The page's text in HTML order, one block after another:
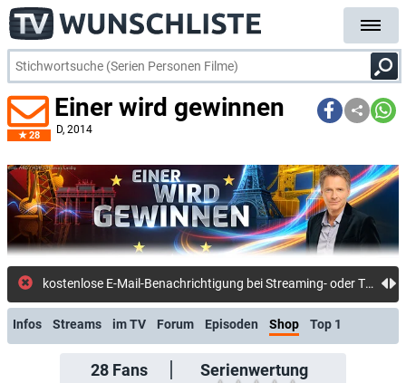
28
Einer wird gewinnen
D, 2014
kostenlose E-Mail-Benachrichtigung bei Streaming- oder TV-Start
Infos Streams im TV Forum Episoden Shop Top 1
28Fans Serienwertung